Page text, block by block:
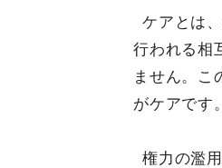
ケアとは
行われる相
ません。こ
がケアです。
権力の濫